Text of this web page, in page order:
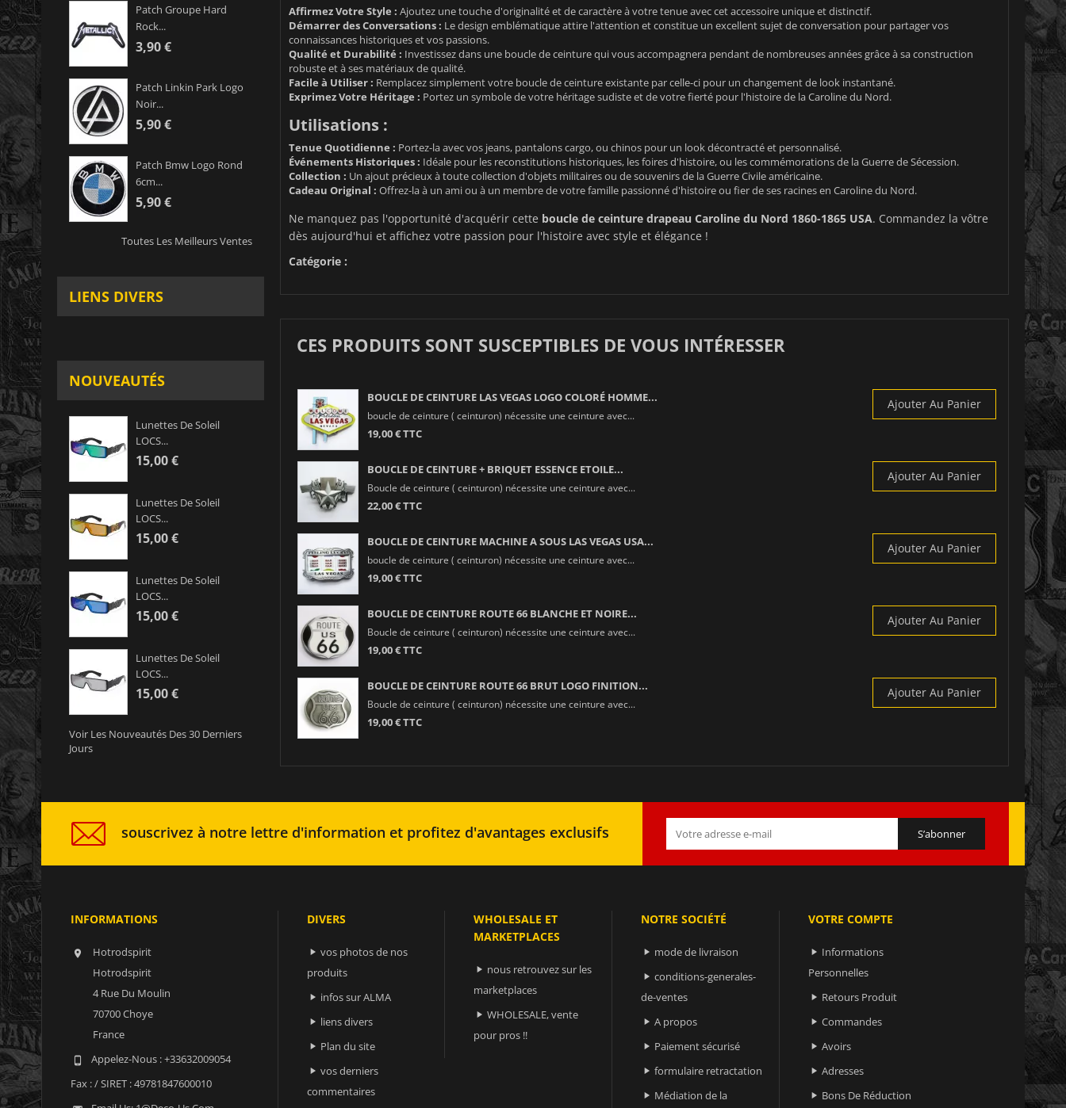
Patch Groupe Hard
Rock...
3,90 €
Patch Linkin Park Logo
Noir...
5,90 €
Patch Bmw Logo Rond
6cm...
5,90 €
Toutes Les Meilleurs Ventes
LIENS DIVERS
NOUVEAUTÉS
Lunettes De Soleil
LOCS...
15,00 €
Lunettes De Soleil
LOCS...
15,00 €
Lunettes De Soleil
LOCS...
15,00 €
Lunettes De Soleil
LOCS...
15,00 €
Voir Les Nouveautés Des 30 Derniers
Jours
Affirmez Votre Style : Ajoutez une touche d'originalité et de caractère à votre tenue avec cet accessoire unique et distinctif.
Démarrer des Conversations : Le design emblématique attire l'attention et constitue un excellent sujet de conversation pour partager vos
connaissances historiques et vos passions.
Qualité et Durabilité : Investissez dans une boucle de ceinture qui vous accompagnera pendant de nombreuses années grâce à sa construction
robuste et à ses matériaux de qualité.
Facile à Utiliser : Remplacez simplement votre boucle de ceinture existante par celle-ci pour un changement de look instantané.
Exprimez Votre Héritage : Portez un symbole de votre héritage sudiste et de votre fierté pour l'histoire de la Caroline du Nord.
Utilisations :
Tenue Quotidienne : Portez-la avec vos jeans, pantalons cargo, ou chinos pour un look décontracté et personnalisé.
Événements Historiques : Idéale pour les reconstitutions historiques, les foires d'histoire, ou les commémorations de la Guerre de Sécession.
Collection : Un ajout précieux à toute collection d'objets militaires ou de souvenirs de la Guerre Civile américaine.
Cadeau Original : Offrez-la à un ami ou à un membre de votre famille passionné d'histoire ou fier de ses racines en Caroline du Nord.
Ne manquez pas l'opportunité d'acquérir cette boucle de ceinture drapeau Caroline du Nord 1860-1865 USA. Commandez la vôtre
dès aujourd'hui et affichez votre passion pour l'histoire avec style et élégance !
Catégorie :
CES PRODUITS SONT SUSCEPTIBLES DE VOUS INTÉRESSER
BOUCLE DE CEINTURE LAS VEGAS LOGO COLORÉ HOMME...
boucle de ceinture ( ceinturon) nécessite une ceinture avec...
19,00 € TTC
Ajouter Au Panier
BOUCLE DE CEINTURE + BRIQUET ESSENCE ETOILE...
Boucle de ceinture ( ceinturon) nécessite une ceinture avec...
22,00 € TTC
Ajouter Au Panier
BOUCLE DE CEINTURE MACHINE A SOUS LAS VEGAS USA...
boucle de ceinture ( ceinturon) nécessite une ceinture avec...
19,00 € TTC
Ajouter Au Panier
BOUCLE DE CEINTURE ROUTE 66 BLANCHE ET NOIRE...
Boucle de ceinture ( ceinturon) nécessite une ceinture avec...
19,00 € TTC
Ajouter Au Panier
BOUCLE DE CEINTURE ROUTE 66 BRUT LOGO FINITION...
Boucle de ceinture ( ceinturon) nécessite une ceinture avec...
19,00 € TTC
Ajouter Au Panier
souscrivez à notre lettre d'information et profitez d'avantages exclusifs
INFORMATIONS

Hotrodspirit
Hotrodspirit
4 Rue Du Moulin
70700 Choye
France
 Appelez-Nous :+33632009054
Fax :/ SIRET : 49781847600010
DIVERS
 vos photos de nos
produits
 infos sur ALMA
 liens divers
 Plan du site
 vos derniers
commentaires
WHOLESALE ET
MARKETPLACES
 nous retrouvez sur les
marketplaces
 WHOLESALE, vente
pour pros !!
NOTRE SOCIÉTÉ
 mode de livraison
 conditions-generales-
de-ventes
 A propos
 Paiement sécurisé
 formulaire retractation
 Médiation de la
VOTRE COMPTE
 Informations
Personnelles
 Retours Produit
 Commandes
 Avoirs
 Adresses
 Bons De Réduction